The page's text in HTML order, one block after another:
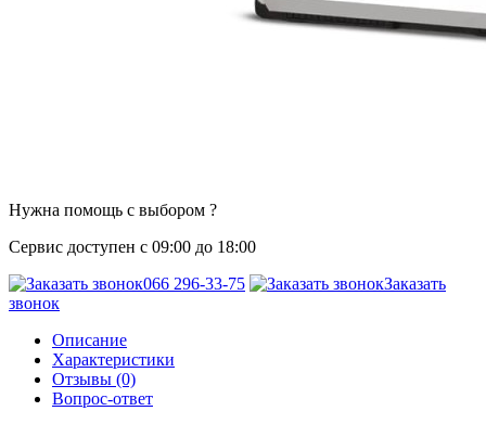
Нужна помощь с выбором ?
Сервис доступен с 09:00 до 18:00
066 296-33-75
Заказать
звонок
Описание
Характеристики
Отзывы (0)
Вопрос-ответ